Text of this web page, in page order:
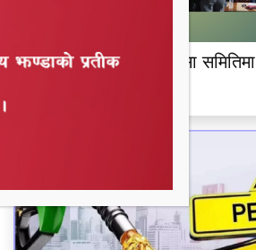
भीमदत्त नगर बरघर भलमन्सा समितिमा